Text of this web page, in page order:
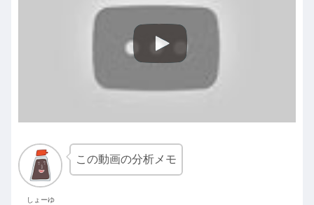
しょーゆ
この動画の分析メモ